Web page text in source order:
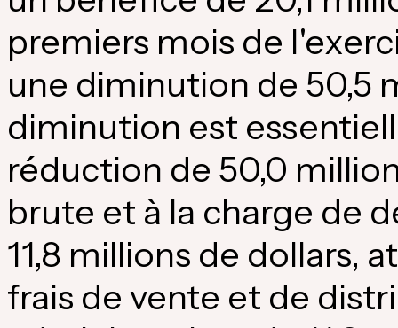
premiers mois de
une diminution de 50,5
diminution est
réduction de 50,0
brute et à la charge de
11,8 millions de dollars,
frais de vente et de